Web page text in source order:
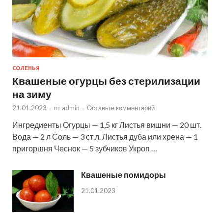
СОЛЕНЬЯ
Квашеные огурцы без стерилизации
на зиму
21.01.2023 - от admin - Оставьте комментарий
Ингредиенты Огурцы — 1,5 кг Листья вишни — 20 шт.
Вода — 2 л Соль — 3 ст.л. Листья дуба или хрена — 1
пригоршня Чеснок — 5 зубчиков Укроп …
Квашеные помидоры
21.01.2023